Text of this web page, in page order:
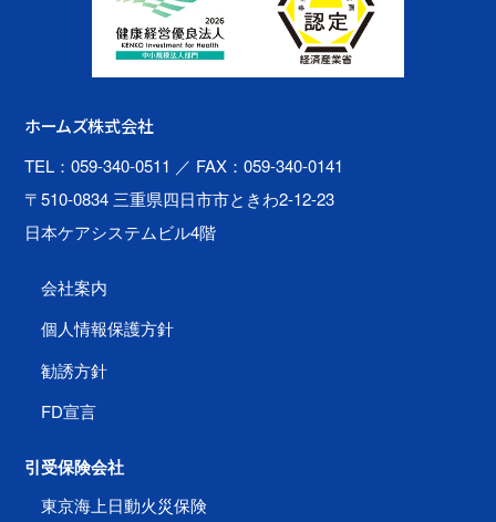
ホームズ株式会社
TEL：059-340-0511 ／ FAX：059-340-0141
〒510-0834 三重県四日市市ときわ2-12-23
日本ケアシステムビル4階
会社案内
個人情報保護方針
勧誘方針
FD宣言
引受保険会社
東京海上日動火災保険